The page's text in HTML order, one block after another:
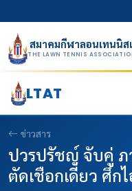
สมาคมกีฬาลอนเทนนิ
THE LAWN TENNIS
LTAT
ข่าวสาร
ปวรปรัชญ์ จับคู่
ตัดเชือกเดี่ยว ศึก